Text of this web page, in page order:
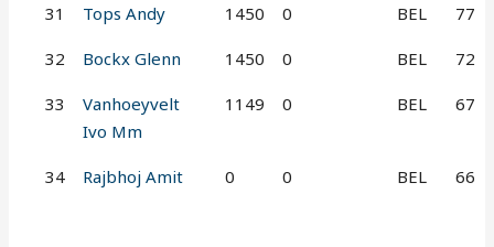
31 Tops Andy 1450 0 BEL 77
32 Bockx Glenn 1450 0 BEL 72
33
Vanhoeyvelt
Ivo Mm
1149 0 BEL 67
34 Rajbhoj Amit 0 0 BEL 66